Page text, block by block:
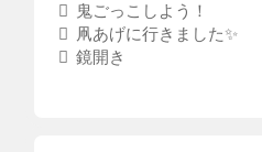
鬼ごっこしよう！
凧あげに行きました✨
鏡開き